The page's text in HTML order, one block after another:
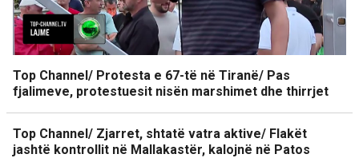
Top Channel/ Protesta e 67-të në Tiranë/ Pas
fjalimeve, protestuesit nisën marshimet dhe thirrjet
Top Channel/ Zjarret, shtatë vatra aktive/ Flakët
jashtë kontrollit në Mallakastër, kalojnë në Patos